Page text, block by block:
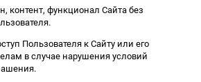
контент, функционал Сайта без
Пользователя к Сайту или его
в случае нарушения условий